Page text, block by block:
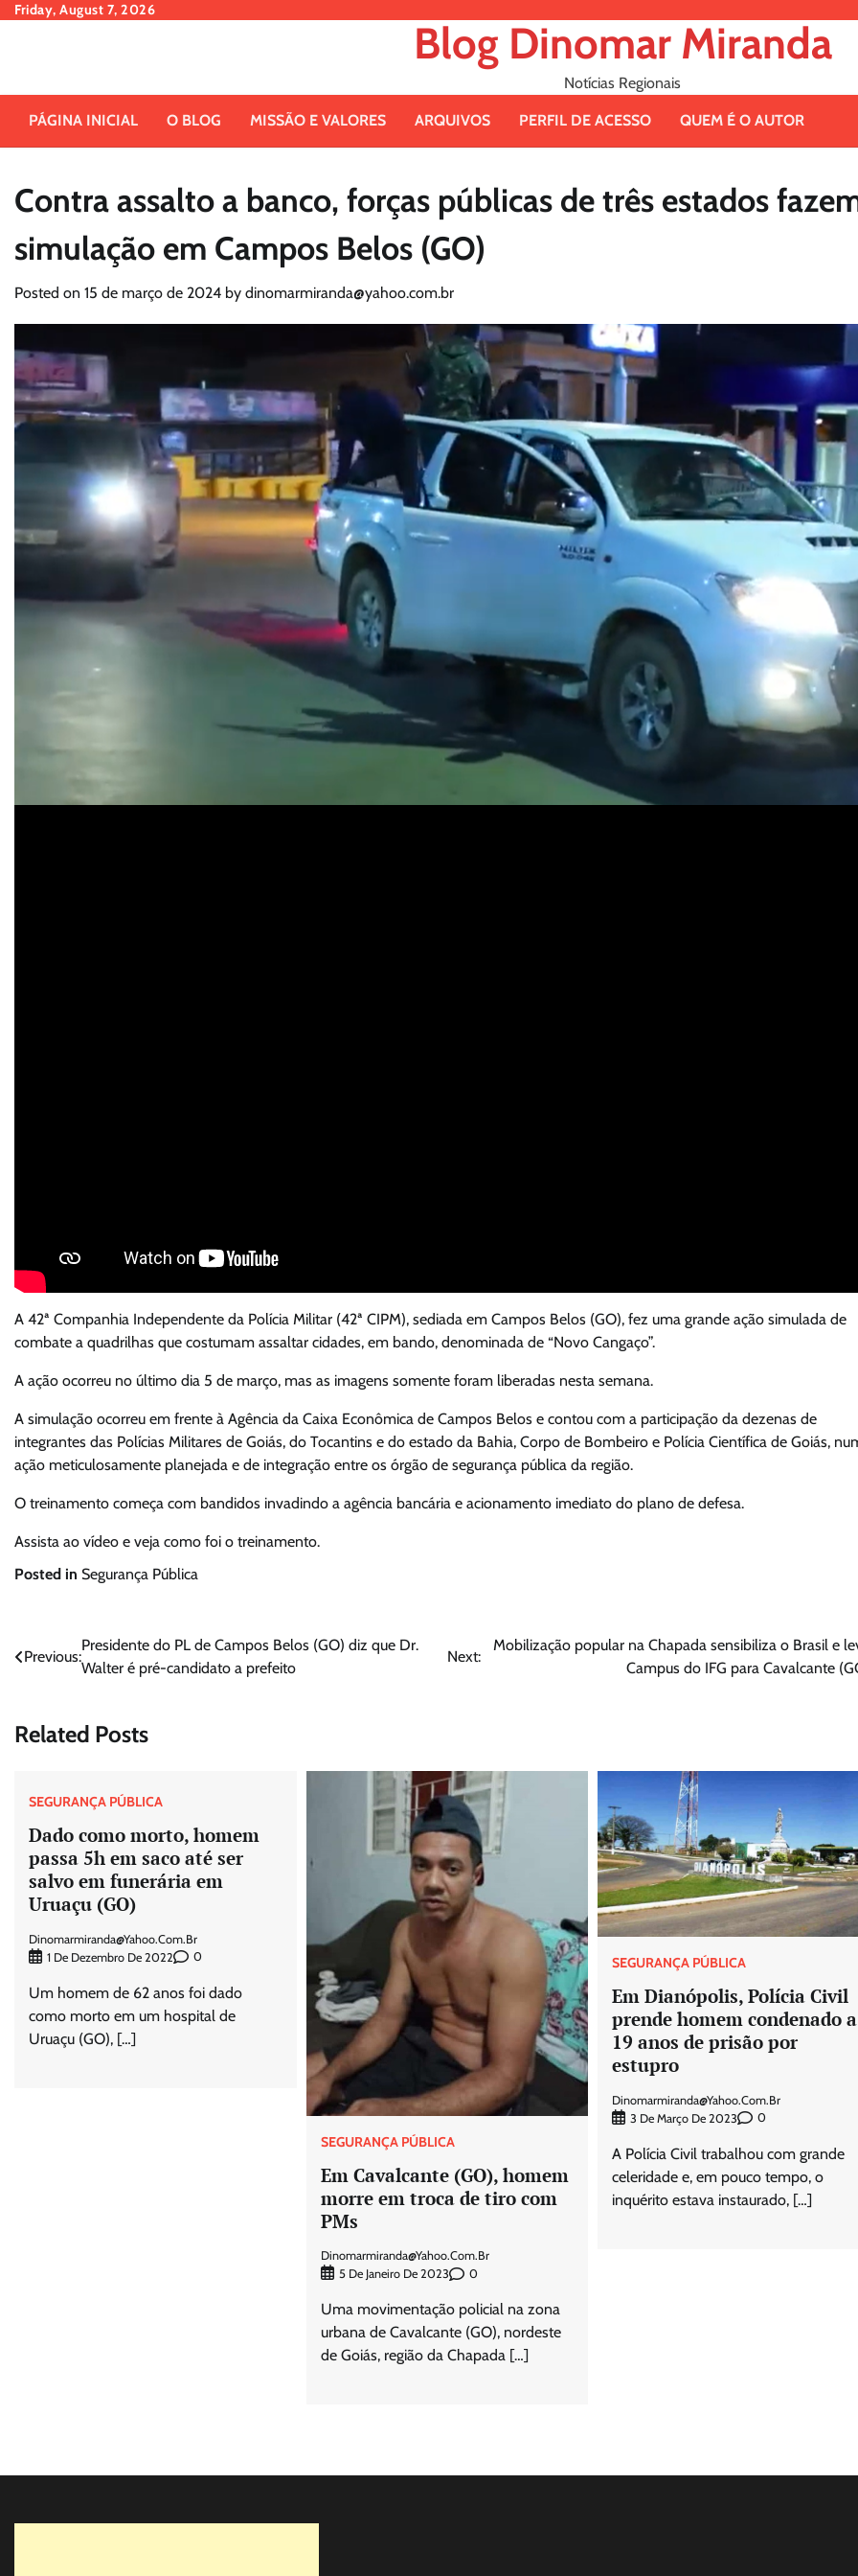
SkipFriday, August 7, 2026
Blog Dinomar Miranda
Notícias Regionais
PÁGINA INICIAL O BLOG MISSÃO E VALORES ARQUIVOS PERFIL DE ACESSO QUEM É O AUTOR
Contra assalto a banco, forças públicas de três estados
simulação em Campos Belos (GO)
Posted on 15 de março de 2024 by dinomarmiranda@yahoo.com.br
A 42ª Companhia Independente da Polícia Militar (42ª CIPM), sediada em Campos Belos (GO), fez uma grande ação simulada de
combate a quadrilhas que costumam assaltar cidades, em bando, denominada de “Novo Cangaço”.
A ação ocorreu no último dia 5 de março, mas as imagens somente foram liberadas nesta semana.
A simulação ocorreu em frente à Agência da Caixa Econômica de Campos Belos e contou com a participação da dezenas de
integrantes das Polícias Militares de Goiás, do Tocantins e do estado da Bahia, Corpo de Bombeiro e Polícia Científica de Goiás,
ação meticulosamente planejada e de integração entre os órgão de segurança pública da região.
O treinamento começa com bandidos invadindo a agência bancária e acionamento imediato do plano de defesa.
Assista ao vídeo e veja como foi o treinamento.
Posted in Segurança Pública
Navegação
Post
Previous:
Presidente do PL de Campos Belos (GO) diz que Dr.
Walter é pré-candidato a prefeito
Next:
Mobilização popular na Chapada sensibiliza o Brasil e
Campus do IFG para Cavalcante
Related Posts
SEGURANÇA PÚBLICA
Dado como morto, homem
passa 5h em saco até ser
salvo em funerária em
Uruaçu (GO)
Dinomarmiranda@yahoo.com.br
1 De Dezembro De 2022
0
Um homem de 62 anos foi dado
como morto em um hospital de
Uruaçu (GO), […]
SEGURANÇA PÚBLICA
Em Cavalcante (GO), homem
morre em troca de tiro com
PMs
Dinomarmiranda@yahoo.com.br
5 De Janeiro De 2023
0
Uma movimentação policial na zona
urbana de Cavalcante (GO), nordeste
de Goiás, região da Chapada […]
SEGURANÇA PÚBLICA
Em Dianópolis, Polícia Civil
prende homem condenado a
19 anos de prisão por
estupro
Dinomarmiranda@yahoo.com.br
3 De Março De 2023
0
A Polícia Civil trabalhou com grande
celeridade e, em pouco tempo, o
inquérito estava instaurado, […]